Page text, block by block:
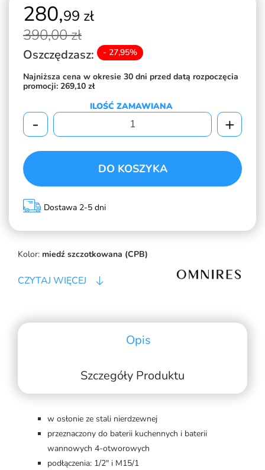
Kolor: miedź szczotkowana (CPB)
CZYTAJ WIĘCEJ
280,99 zł
390,00 zł
Oszczędzasz: - 27,95%
Najniższa cena w okresie 30 dni przed datą rozpoczęcia
promocji: 269,10 zł
ILOŚĆ ZAMAWIANA
- +
DO KOSZYKA
Dostawa 2-5 dni
Opis
Szczegóły Produktu
w osłonie ze stali nierdzewnej
przeznaczony do baterii kuchennych i baterii
wannowych 4-otworowych
podłączenia: 1/2" i M15/1